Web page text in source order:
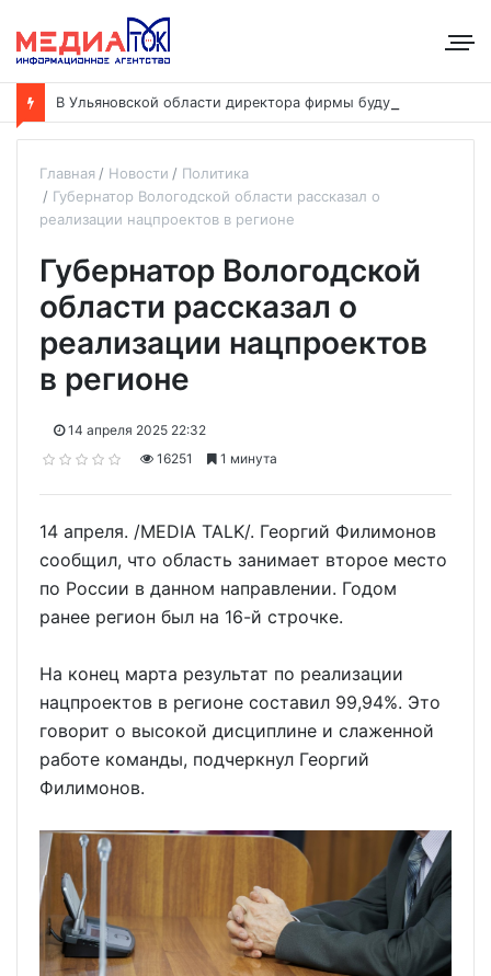
Главная Новости
Политика
Губернатор Вологодской области рассказал о
реализации нацпроектов в регионе
Губернатор Вологодской
области рассказал о
реализации нацпроектов
в регионе
14 апреля 2025 22:32
16251
1 минута
14 апреля. /MEDIA TALK/. Георгий Филимонов
сообщил, что область занимает второе место
по России в данном направлении. Годом
ранее регион был на 16-й строчке.
На конец марта результат по реализации
нацпроектов в регионе составил 99,94%. Это
говорит о высокой дисциплине и слаженной
работе команды, подчеркнул Георгий
Филимонов.